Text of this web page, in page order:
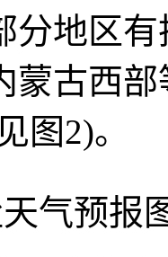
分地区
蒙古西
图2)。
气预报